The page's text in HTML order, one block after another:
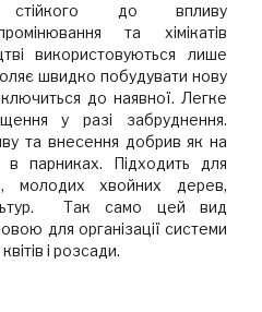
стійкого до впливу
та хімікатів
використовуються лише
швидко побудувати нову
до наявної. Легке
у разі забруднення.
та внесення добрив як на
в парниках. Підходить для
молодих хвойних дерев,
Так само цей вид
для організації системи
і розсади.